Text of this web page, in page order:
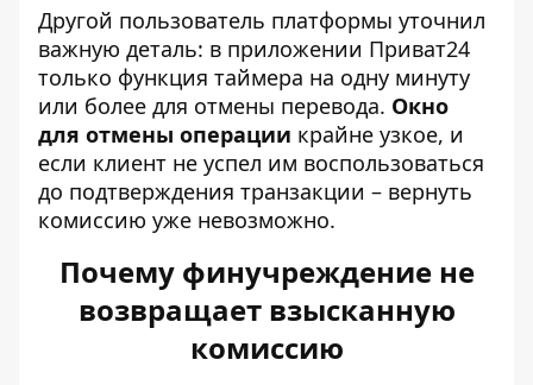
Другой пользователь платформы уточнил
важную деталь: в приложении Приват24
только функция таймера на одну минуту
или более для отмены перевода. Окно
для отмены операции крайне узкое, и
если клиент не успел им воспользоваться
до подтверждения транзакции – вернуть
комиссию уже невозможно.
Почему финучреждение не
возвращает взысканную
комиссию